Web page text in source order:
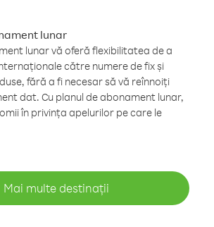
lunar
lunar vă oferă flexibilitatea de a
către numere de fix și
fără a fi necesar să vă reînnoiți
dat. Cu planul de abonament lunar,
în privința apelurilor pe care le
Mai multe destinații